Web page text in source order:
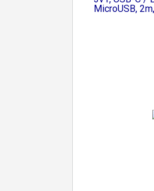
MicroUSB,